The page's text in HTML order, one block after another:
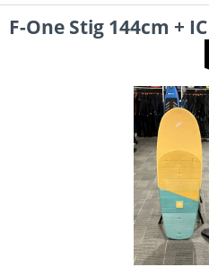
F-One Stig 144cm +